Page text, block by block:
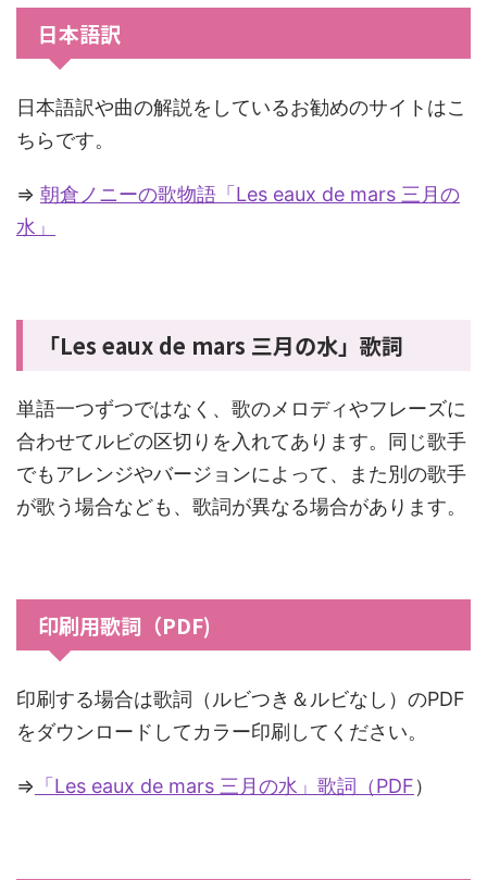
日本語訳
日本語訳や曲の解説をしているお勧めのサイトはこ
ちらです。
⇒ 朝倉ノニーの歌物語「Les eaux de mars 三月の
水」
「Les eaux de mars 三月の水」歌詞
単語一つずつではなく、歌のメロディやフレーズに
合わせてルビの区切りを入れてあります。同じ歌手
でもアレンジやバージョンによって、また別の歌手
が歌う場合なども、歌詞が異なる場合があります。
印刷用歌詞（PDF)
印刷する場合は歌詞（ルビつき＆ルビなし）のPDF
をダウンロードしてカラー印刷してください。
⇒ 「Les eaux de mars 三月の水」歌詞（PDF）